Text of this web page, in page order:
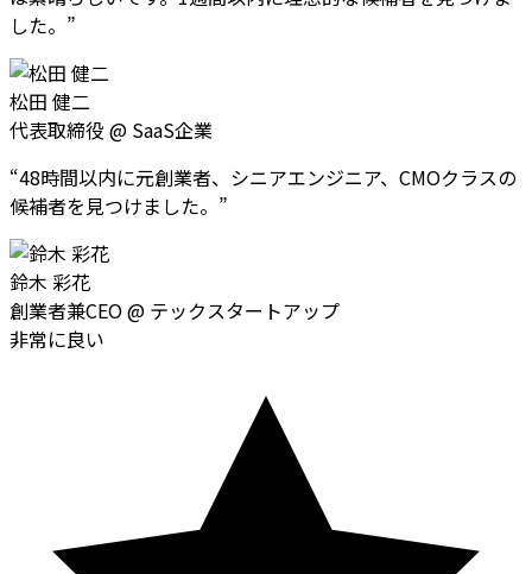
した。 ”
松田 健二
代表取締役 @ SaaS企業
“48時間以内に元創業者、シニアエンジニア、CMOクラスの
候補者を見つけました。 ”
鈴木 彩花
創業者兼CEO@ テックスタートアップ
非常に良い